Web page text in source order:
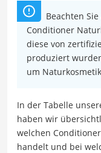
Beachten
Conditioner
diese von
produziert
um
In der Tabelle
haben wir
welchen
handelt und bei